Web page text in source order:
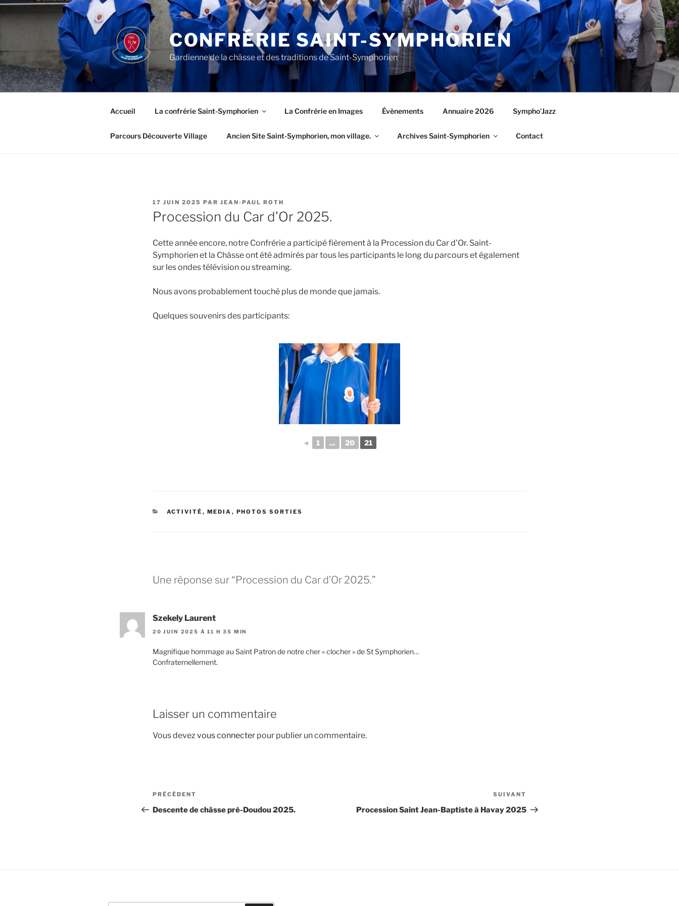
Aller
au
CONFRÉRIE SAINT-SYMPHORIEN
Gardienne de la châsse et des traditions de Saint-Symphorien
Accueil La confrérie Saint-Symphorien La Confrérie en Images Évènements Annuaire 2026 Sympho’Jazz
Parcours Découverte Village Ancien Site Saint-Symphorien, mon village. Archives Saint-Symphorien Contact
PUBLIÉ
LE
17 JUIN 2025 PAR JEAN-PAUL ROTH
Procession du Car d’Or 2025.
Cette année encore, notre Confrérie a participé fièrement à la Procession du Car d’Or. Saint-
Symphorien et la Châsse ont été admirés par tous les participants le long du parcours et également
sur les ondes télévision ou streaming.
Nous avons probablement touché plus de monde que jamais.
Quelques souvenirs des participants:
◄ 1 ... 20 21
CATÉGORIES
ACTIVITÉ , MEDIA , PHOTOS SORTIES
Une réponse sur “Procession du Car d’Or 2025.”
Szekely Laurent
20 JUIN 2025 À 11 H 35 MIN
Magnifique hommage au Saint Patron de notre cher « clocher » de St Symphorien…
Confraternellement.
Laisser un commentaire
Vous devezvous connecter pour publier un commentaire.
Navigation
de
Article
précédent
PRÉCÉDENT
Descente de châsse pré-Doudou 2025.
suivant
SUIVANT
Procession Saint Jean-Baptiste à Havay 2025